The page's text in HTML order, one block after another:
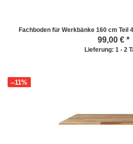
Fachboden für Werkbänke 160 cm Teil
99,00€ *
Lieferung: 1 - 2
--11%